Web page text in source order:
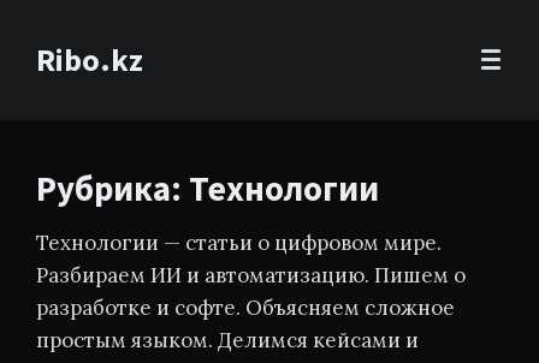
Ribo.kz
Рубрика: Технологии
Технологии — статьи о цифровом мире.
Разбираем ИИ и автоматизацию. Пишем о
разработке и софте. Объясняем сложное
простым языком. Делимся кейсами и